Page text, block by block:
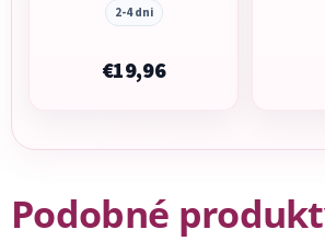
2-4 dni
€19,96
Podobné